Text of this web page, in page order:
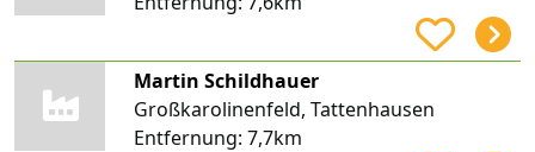
Martin Schildhauer
Großkarolinenfeld, Tattenhausen
Entfernung: 7,7km